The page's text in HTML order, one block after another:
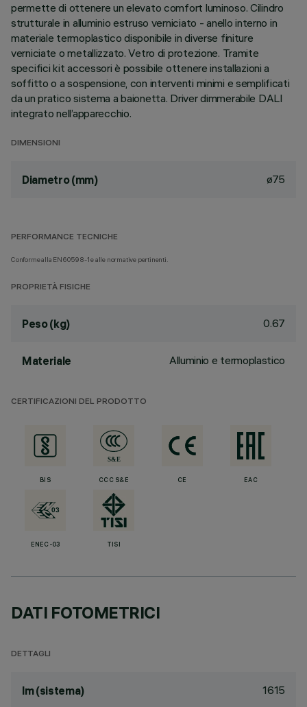
permette di ottenere un elevato comfort luminoso. Cilindro
strutturale in alluminio estruso verniciato - anello interno in
materiale termoplastico disponibile in diverse finiture
verniciate o metallizzato. Vetro di protezione. Tramite
specifici kit accessori è possibile ottenere installazioni a
soffitto o a sospensione, con interventi minimi e semplificati
da un pratico sistema a baionetta. Driver dimmerabile DALI
integrato nell’apparecchio.
DIMENSIONI
Diametro (mm) ø75
PERFORMANCE TECNICHE
Conforme alla EN60598-1 e alle normative pertinenti.
PROPRIETÀ FISICHE
Peso (kg) 0.67
Materiale Alluminio e termoplastico
CERTIFICAZIONI DEL PRODOTTO
BIS CCC S&E CE EAC
ENEC-03 TISI
DATI FOTOMETRICI
DETTAGLI
lm (sistema) 1615